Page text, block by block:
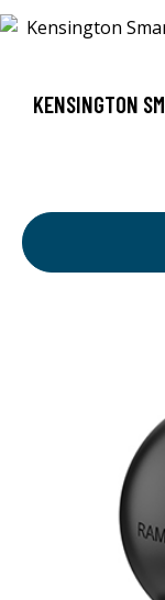
KENSINGTON